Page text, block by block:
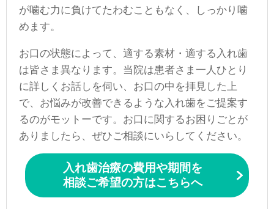
が噛む力に負けてたわむこともなく、しっかり噛
めます。
お口の状態によって、適する素材・適する入れ歯
は皆さま異なります。当院は患者さま一人ひとり
に詳しくお話しを伺い、お口の中を拝見した上
で、お悩みが改善できるような入れ歯をご提案す
るのがモットーです。お口に関するお困りごとが
ありましたら、ぜひご相談にいらしてください。
入れ歯治療の費用や期間を
相談ご希望の方はこちらへ